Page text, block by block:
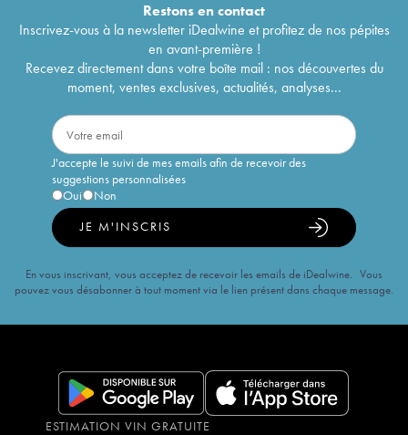
Restons encontact
Inscrivez-vous à la newsletter iDealwine et profitez de nos pépites
en avant-première !
Recevez directement dans votre boîte mail : nos découvertes du
moment, ventes exclusives, actualités, analyses...
J'accepte le suivi de mes emails afin de recevoir des
suggestions personnalisées
Oui
Non
JE M'INSCRIS
En vous inscrivant, vous acceptez de recevoir les emails de iDealwine. Vous
pouvez vous désabonner à tout moment via le lien présent dans chaque message.
ESTIMATION VIN GRATUITE